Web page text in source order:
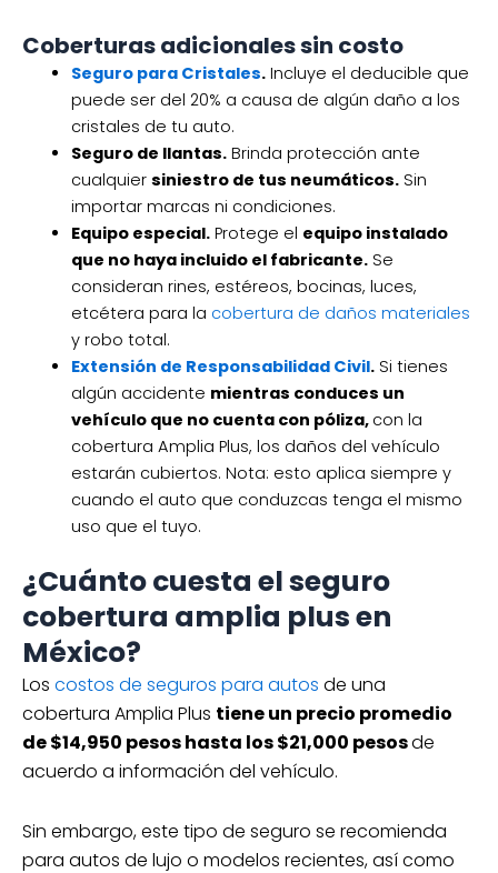
Coberturas adicionales sin costo
Seguro para Cristales.Incluye el deducible que
puede ser del 20% a causa de algún daño a los
cristales de tu auto.
Seguro de llantas.Brinda protección ante
cualquier siniestro de tus neumáticos.Sin
importar marcas ni condiciones.
Equipo especial.Protege el equipo instalado
que no haya incluido el fabricante.Se
consideran rines, estéreos, bocinas, luces,
etcétera para la cobertura de daños materiales
y robo total.
Extensión de Responsabilidad Civil.Si tienes
algún accidente mientras conduces un
vehículo que no cuenta con póliza, con la
cobertura Amplia Plus, los daños del vehículo
estarán cubiertos. Nota: esto aplica siempre y
cuando el auto que conduzcas tenga el mismo
uso que el tuyo.
¿Cuánto cuesta el seguro
cobertura amplia plus en
México?
Los costos de seguros para autos de una
cobertura Amplia Plus tiene un precio promedio
de $14,950 pesos hasta los $21,000 pesosde
acuerdo a información del vehículo.
Sin embargo, este tipo de seguro se recomienda
para autos de lujo o modelos recientes, así como